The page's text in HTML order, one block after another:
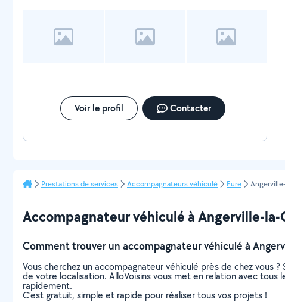
Voir le profil Contacter
Prestations de services Accompagnateurs véhiculé Eure
Accompagnateur véhiculé à Angerville-
Comment trouver un accompagnateur véhiculé à
Vous cherchez un accompagnateur véhiculé près de chez
de votre localisation. AlloVoisins vous met en relation avec
rapidement.
C’est gratuit, simple et rapide pour réaliser tous vos projets !